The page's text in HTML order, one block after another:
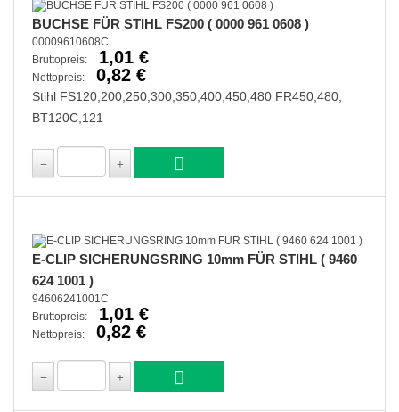
BUCHSE FÜR STIHL FS200 ( 0000 961 0608 )
00009610608C
Bruttopreis:
1,01 €
Nettopreis: 0,82 €
Stihl FS120,200,250,300,350,400,450,480 FR450,480,
BT120C,121
E-CLIP SICHERUNGSRING 10mm FÜR STIHL ( 9460
624 1001 )
94606241001C
Bruttopreis:
1,01 €
Nettopreis: 0,82 €